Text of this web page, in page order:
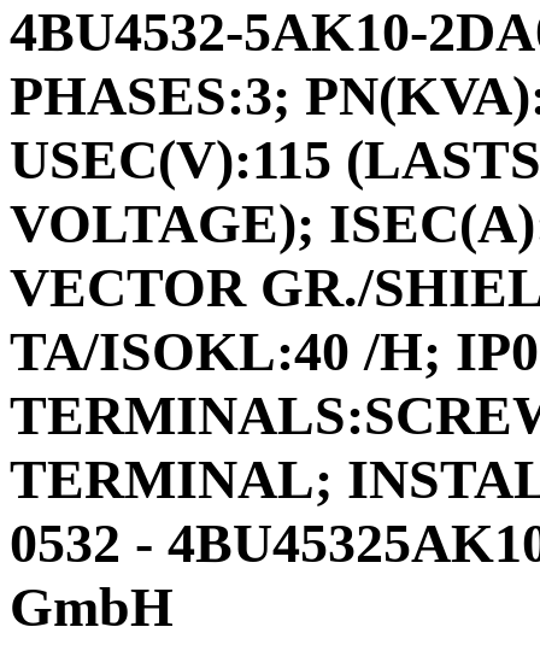
4BU4532-5AK10-
PHASES:3;
USEC(V):115
VOLTAGE);
VECTOR GR./
TA/ISOKL:40 /H;
TERMINAL;
0532 -
GmbH